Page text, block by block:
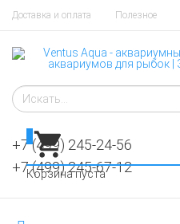
Доставка и оплата Полезное
+7 (499) 245-24-56
+7 (499) 245-67-12
Корзина пуста